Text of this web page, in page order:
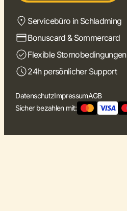
Servicebüro in Schladming
Bonuscard & Sommercard
Flexible Stornobedingungen
24h persönlicher Support
DatenschutzImpressumAGB
Sicher bezahlen mit: